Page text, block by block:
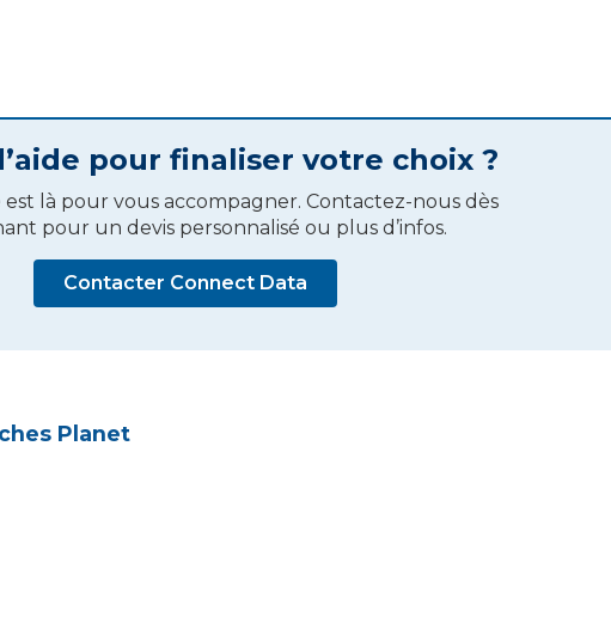
pour finaliser votre choix ?
là pour vous accompagner. Contactez-nous dès
pour un devis personnalisé ou plus d’infos.
Contacter Connect Data
Planet